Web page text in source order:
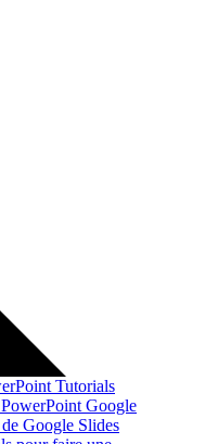
Tutorials
Google
Google Slides